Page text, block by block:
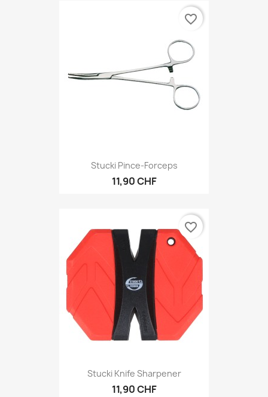
Stucki Pince-Forceps
11,90 CHF
favorite_border
Stucki Knife Sharpener
11,90 CHF
favorite_border